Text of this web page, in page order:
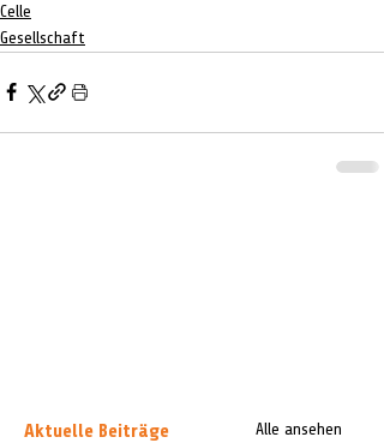
Celle
Gesellschaft
Aktuelle Beiträge Alle ansehen